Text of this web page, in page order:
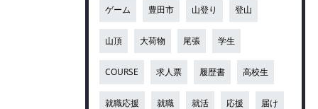
ゲーム 豊田市 山登り 登山
山頂 大荷物 尾張 学生
COURSE 求人票 履歴書 高校生
就職応援 就職 就活 応援 届け